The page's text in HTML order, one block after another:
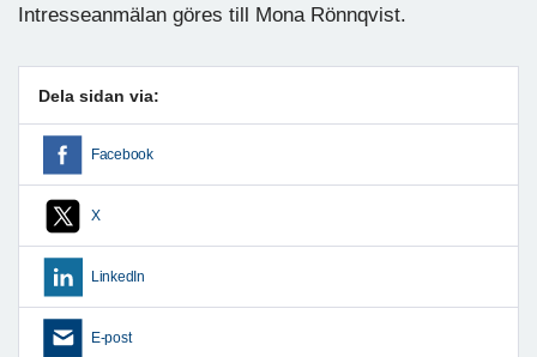
Intresseanmälan göres till Mona Rönnqvist.
Dela sidan via:
Facebook
X
LinkedIn
E-post